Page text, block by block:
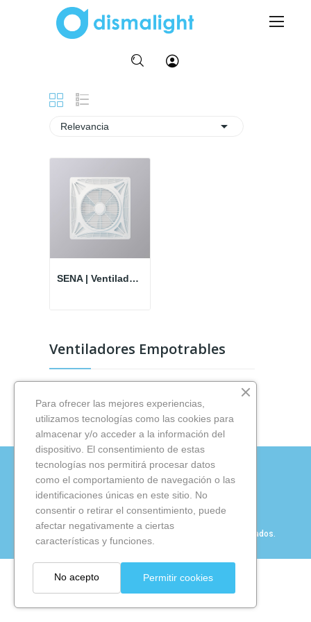
Productos Ventiladores
Ventiladores Empotrables
Relevancia 
SENA | Ventilador empotrable
KIT DIGITAL
Copyright © Dismalight 2024. Todos los derechos reservados.
Para ofrecer las mejores experiencias,
utilizamos tecnologías como las cookies para
almacenar y/o acceder a la información del
dispositivo. El consentimiento de estas
tecnologías nos permitirá procesar datos
como el comportamiento de navegación o las
identificaciones únicas en este sitio. No
consentir o retirar el consentimiento, puede
afectar negativamente a ciertas
características y funciones.
Permitir cookies
No acepto